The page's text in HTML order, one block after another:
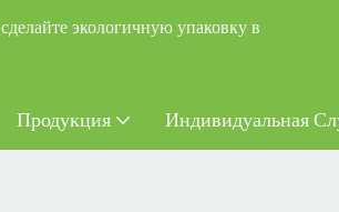
сделайте экологичную упаковку в
Продукция Индивидуальная